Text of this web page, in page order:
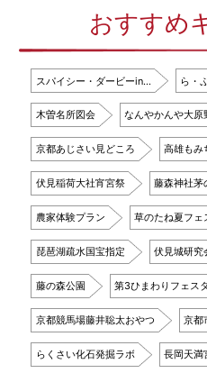
おすすめ
スパイシー・ダービーin… ら・
木曽名所図会 なんやかんや大
京都あじさい見どころ 高雄もみ
伏見稲荷大社宵宮祭 藤森神社茅
農家体験プラン 草のたね夏フェ
琵琶湖疏水国宝指定 伏見城研究
藤の森公園 第3ひまわりフェスタ
京都競馬場藤井聡太おやつ 京都
らくさい化石発掘ラボ 長岡天満